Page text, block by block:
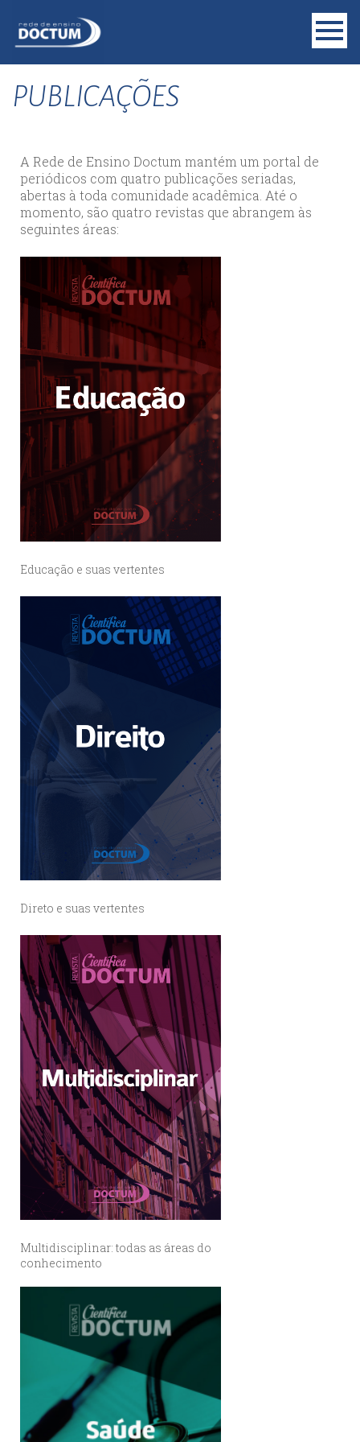
PUBLICAÇÕES
A Rede de Ensino Doctum mantém um portal de
periódicos com quatro publicações seriadas,
abertas à toda comunidade acadêmica. Até o
momento, são quatro revistas que abrangem às
seguintes áreas:
Educação e suas vertentes
Direto e suas vertentes
Multidisciplinar: todas as áreas do
conhecimento